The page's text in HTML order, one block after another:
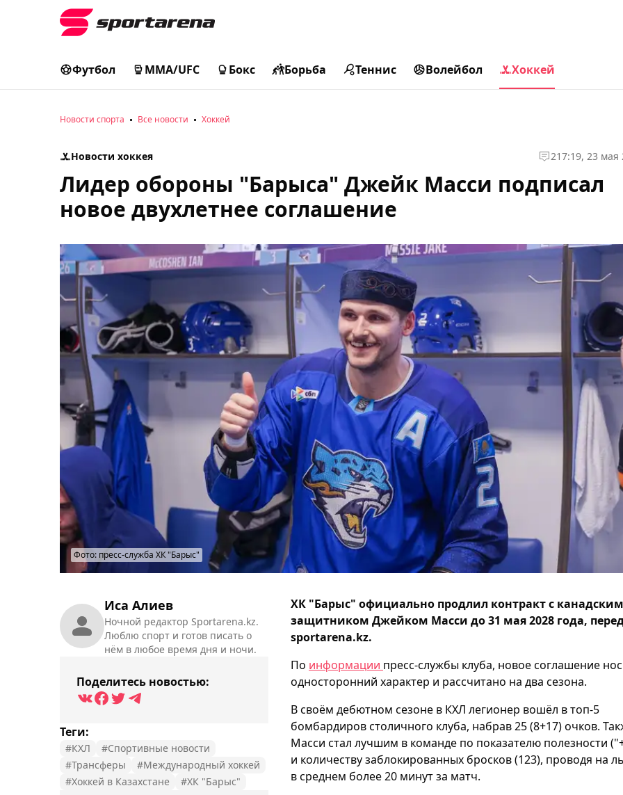
Футбол MMA/UFC Бокс Борьба Теннис Волейбол Хоккей
Новости спорта Все новости Хоккей
Новости хоккея 217:19, 23 мая
Лидер обороны "Барыса" Джейк Масси подписал
новое двухлетнее соглашение
Фото: пресс-служба ХК "Барыс"
Иса Алиев
Ночной редактор Sportarena.kz.
Люблю спорт и готов писать о
нём в любое время дня и ночи.
Поделитесь новостью:
Теги:
#КХЛ
#Спортивные новости
#Трансферы
#Международный хоккей
#Хоккей в Казахстане
#ХК "Барыс"
ХК "Барыс" официально продлил контракт с канадским
защитником Джейком Масси до 31 мая 2028 года,
sportarena.kz.
По информации пресс-службы клуба, новое соглашение
односторонний характер и рассчитано на два сезона.
В своём дебютном сезоне в КХЛ легионер вошёл в топ-5
бомбардиров столичного клуба, набрав 25 (8+17) очков.
Масси стал лучшим в команде по показателю полезности
и количеству заблокированных бросков (123), проводя на
в среднем более 20 минут за матч.